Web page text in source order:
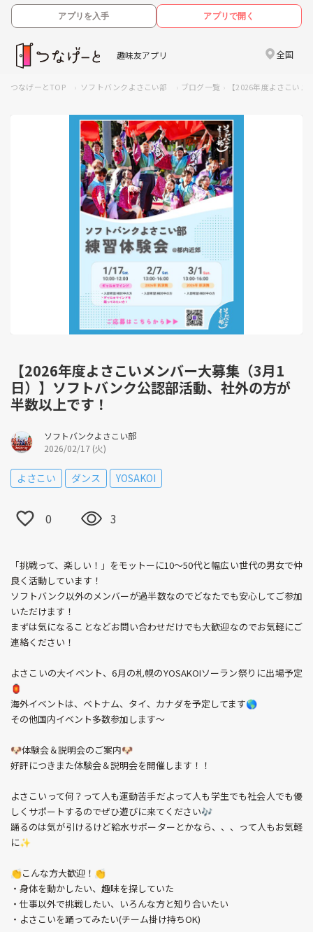
アプリを入手 アプリで開く
趣味友アプリ 全国
つなげーとTOP ソフトバンクよさこい部 ブログ一覧 【2026年度よさこい
【2026年度よさこいメンバー大募集（3月1
日）】ソフトバンク公認部活動、社外の方が
半数以上です！
ソフトバンクよさこい部
2026/02/17 (火)
よさこい ダンス YOSAKOI
0 3
「挑戦って、楽しい！」をモットーに10〜50代と幅広い世代の男女で仲
良く活動しています！
ソフトバンク以外のメンバーが過半数なのでどなたでも安心してご参加
いただけます！
まずは気になることなどお問い合わせだけでも大歓迎なのでお気軽にご
連絡ください！
よさこいの大イベント、6月の札幌のYOSAKOIソーラン祭りに出場予定
🏮
海外イベントは、ベトナム、タイ、カナダを予定してます🌎
その他国内イベント多数参加します～
🐶体験会＆説明会のご案内🐶
好評につきまた体験会＆説明会を開催します！！
よさこいって何？って人も運動苦手だよって人も学生でも社会人でも優
しくサポートするのでぜひ遊びに来てください🎶
踊るのは気が引けるけど給水サポーターとかなら、、、って人もお気軽
に✨
👏こんな方大歓迎！👏
・身体を動かしたい、趣味を探していた
・仕事以外で挑戦したい、いろんな方と知り合いたい
・よさこいを踊ってみたい(チーム掛け持ちOK)